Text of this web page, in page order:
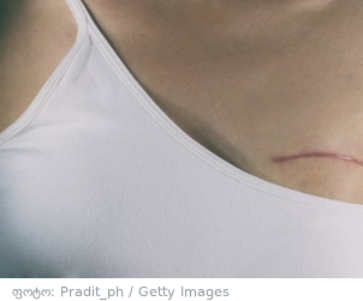
ფოტო: Pradit_ph / Getty Images